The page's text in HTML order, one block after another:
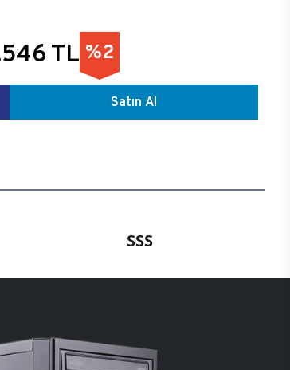
TL %2
Satın Al
SSS